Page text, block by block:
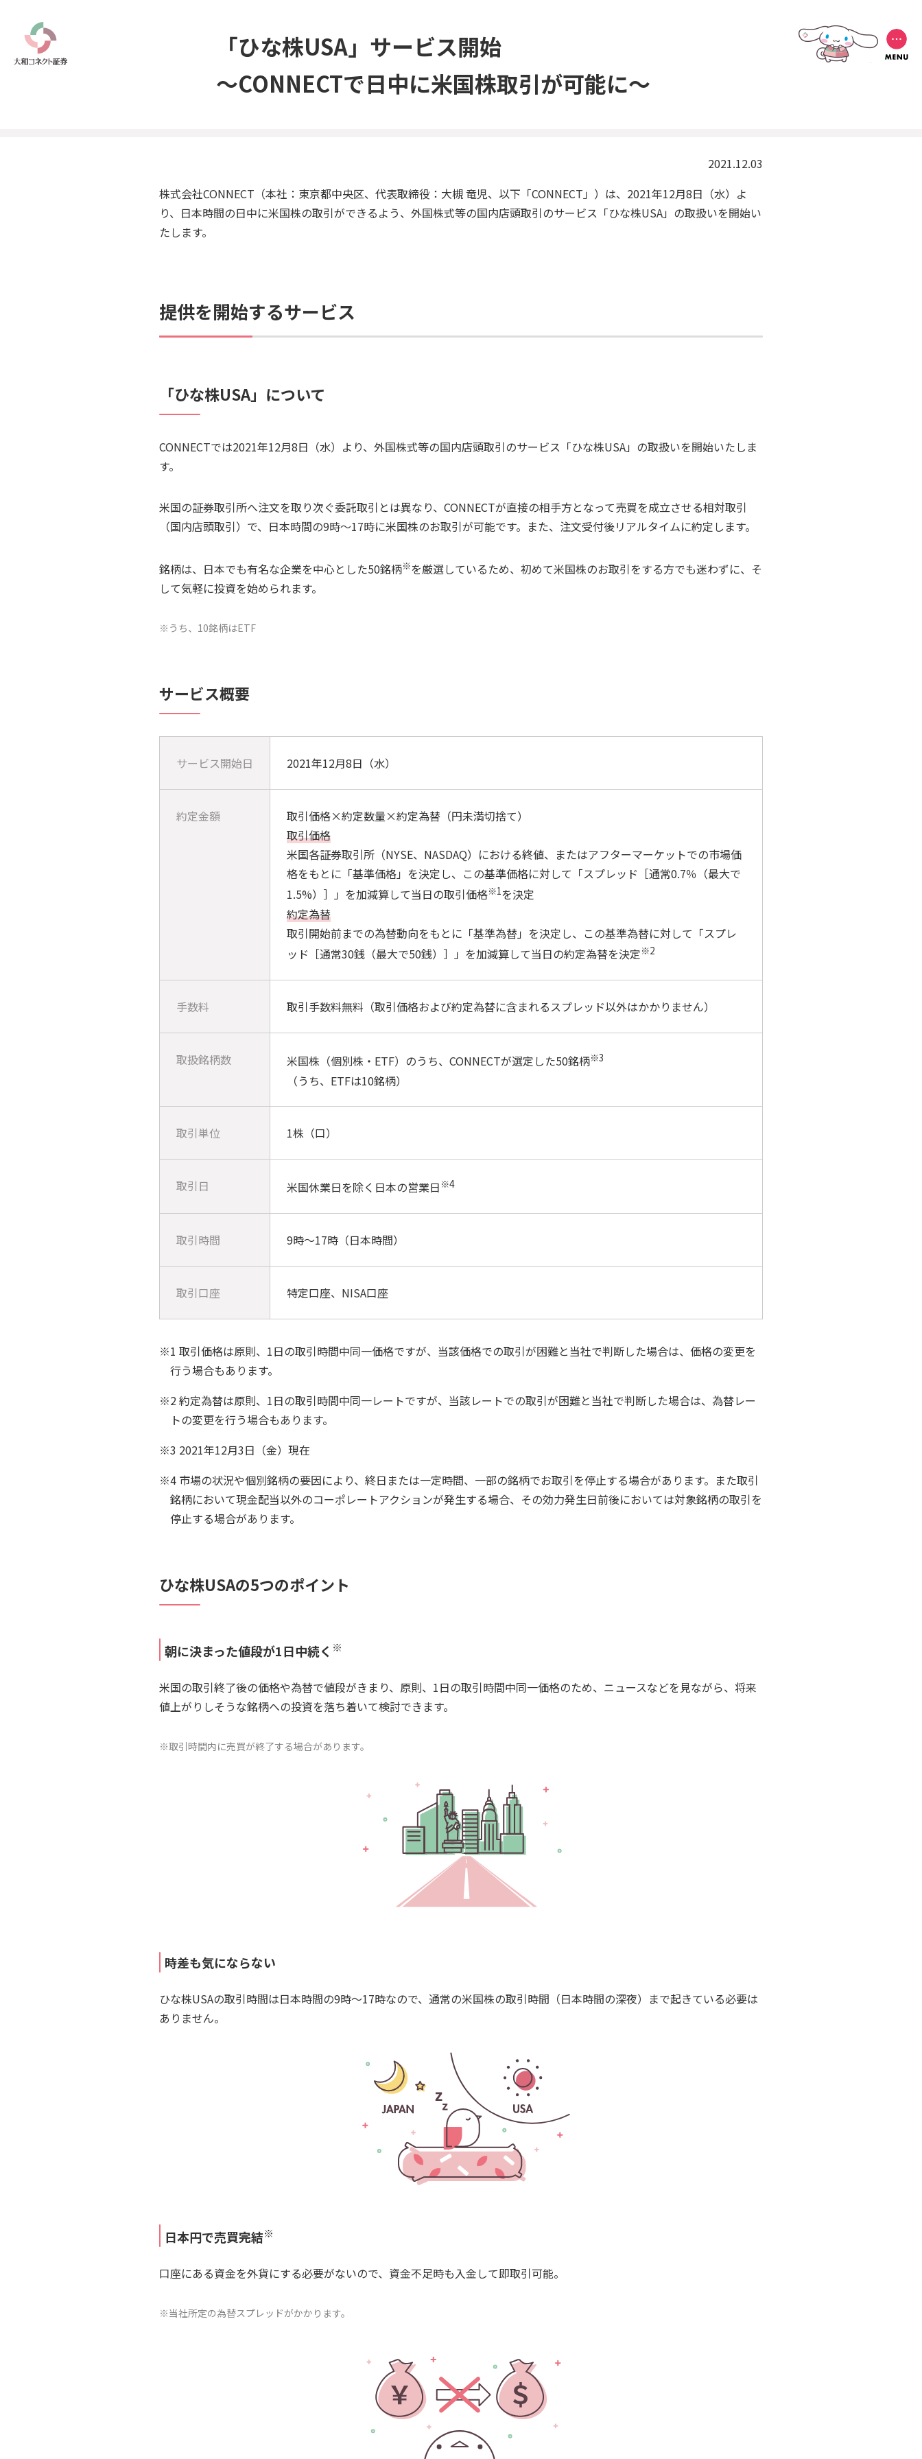
「ひな株USA」サービス開始
～CONNECTで日中に米国株取引が可能に～
2021.12.03
株式会社CONNECT（本社：東京都中央区、代表取締役：大槻 竜児、以下「CONNECT」）は、2021年12月8日（水）よ
り、日本時間の日中に米国株の取引ができるよう、外国株式等の国内店頭取引のサービス「ひな株USA」の取扱いを開始い
たします。
提供を開始するサービス
「ひな株USA」について
CONNECTでは2021年12月8日（水）より、外国株式等の国内店頭取引のサービス「ひな株USA」の取扱いを開始いたしま
す。
米国の証券取引所へ注文を取り次ぐ委託取引とは異なり、CONNECTが直接の相手方となって売買を成立させる相対取引
（国内店頭取引）で、日本時間の9時～17時に米国株のお取引が可能です。また、注文受付後リアルタイムに約定します。
銘柄は、日本でも有名な企業を中心とした50銘柄※を厳選しているため、初めて米国株のお取引をする方でも迷わずに、そ
して気軽に投資を始められます。
※うち、10銘柄はETF
サービス概要
サービス開始日 2021年12月8日（水）
約定金額
取引価格×約定数量×約定為替（円未満切捨て）
取引価格
米国各証券取引所（NYSE、NASDAQ）における終値、またはアフターマーケットでの市場価
格をもとに「基準価格」を決定し、この基準価格に対して「スプレッド［通常0.7％（最大で
1.5%）］」を加減算して当日の取引価格※1を決定
約定為替
取引開始前までの為替動向をもとに「基準為替」を決定し、この基準為替に対して「スプレ
ッド［通常30銭（最大で50銭）］」を加減算して当日の約定為替を決定※2
手数料 取引手数料無料（取引価格および約定為替に含まれるスプレッド以外はかかりません）
取扱銘柄数 米国株（個別株・ETF）のうち、CONNECTが選定した50銘柄※3
（うち、ETFは10銘柄）
取引単位 1株（口）
取引日 米国休業日を除く日本の営業日 ※4
取引時間 9時～17時（日本時間）
取引口座 特定口座、NISA口座
※1 取引価格は原則、1日の取引時間中同一価格ですが、当該価格での取引が困難と当社で判断した場合は、価格の変更を
行う場合もあります。
※2 約定為替は原則、1日の取引時間中同一レートですが、当該レートでの取引が困難と当社で判断した場合は、為替レー
トの変更を行う場合もあります。
※3 2021年12月3日（金）現在
※4 市場の状況や個別銘柄の要因により、終日または一定時間、一部の銘柄でお取引を停止する場合があります。また取引
銘柄において現金配当以外のコーポレートアクションが発生する場合、その効力発生日前後においては対象銘柄の取引を
停止する場合があります。
ひな株USAの5つのポイント
朝に決まった値段が1日中続く ※
米国の取引終了後の価格や為替で値段がきまり、原則、1日の取引時間中同一価格のため、ニュースなどを見ながら、将来
値上がりしそうな銘柄への投資を落ち着いて検討できます。
※取引時間内に売買が終了する場合があります。
時差も気にならない
ひな株USAの取引時間は日本時間の9時～17時なので、通常の米国株の取引時間（日本時間の深夜）まで起きている必要は
ありません。
日本円で売買完結※
口座にある資金を外貨にする必要がないので、資金不足時も入金して即取引可能。
※当社所定の為替スプレッドがかかります。